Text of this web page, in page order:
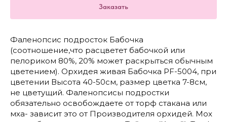
Заказать
Фаленопсис подросток Бабочка
(соотношение,что расцветет бабочкой или
пелориком 80%, 20% может раскрыться обычным
цветением). Орхидея живая Бабочка PF-5004, при
цветении Высота 40-50см, размер цветка 7-8см,
не цветущий. Фаленопсисы подростки
обязательно освобождаете от торф стакана или
мха- зависит это от Производителя орхидей. Мох